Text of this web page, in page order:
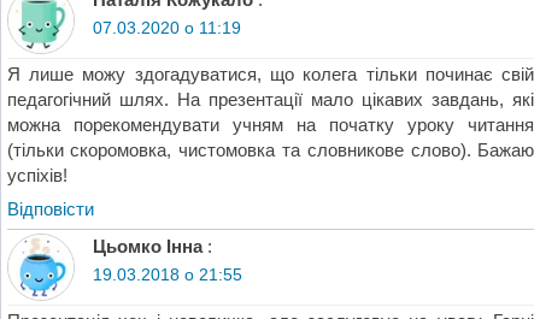
07.03.2020 о 11:19
Я лише можу здогадуватися, що колега тільки починає свій
педагогічний шлях. На презентації мало цікавих завдань, які
можна порекомендувати учням на початку уроку читання
(тільки скоромовка, чистомовка та словникове слово). Бажаю
успіхів!
Відповіcти
Цьомко Інна :
19.03.2018 о 21:55